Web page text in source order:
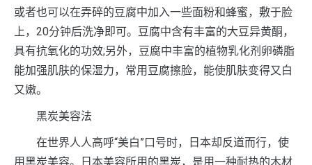
或者也可以在弄碎的豆腐中加入一些面粉和蜂蜜，敷于脸
上，20分钟后洗净即可。豆腐中含有丰富的大豆异黄酮，
具有抗氧化的功效;另外，豆腐中丰富的植物乳化剂卵磷脂
能加强肌肤的保湿力，常用豆腐擦脸，能使肌肤变得又白
又嫩。
黑炭美容法
在世界人人高呼“美白”口号时，日本却反道而行，使
用黑炭美容。日本美容所用的黑炭，是用一种耐热的木材